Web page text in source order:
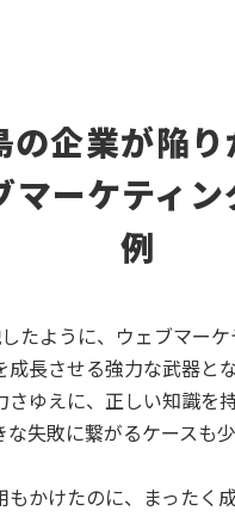
の企業が陥り
マーケティ
例
たように、ウェブマー
成長させる強力な武器と
さゆえに、正しい知識を
な失敗に繋がるケースも
もかけたのに、まったく